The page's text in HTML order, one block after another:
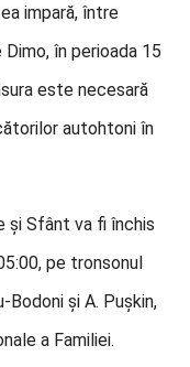
impară, între
în perioada 15
este necesară
autohtoni în
și Sfânt va fi închis
pe tronsonul
și A. Pușkin,
a Familiei.